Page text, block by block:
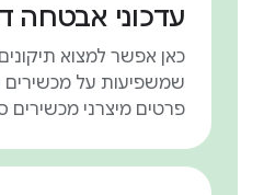
עדכוני אבטחה
כאן אפשר למצוא
פרטים מיצרני מכשירים